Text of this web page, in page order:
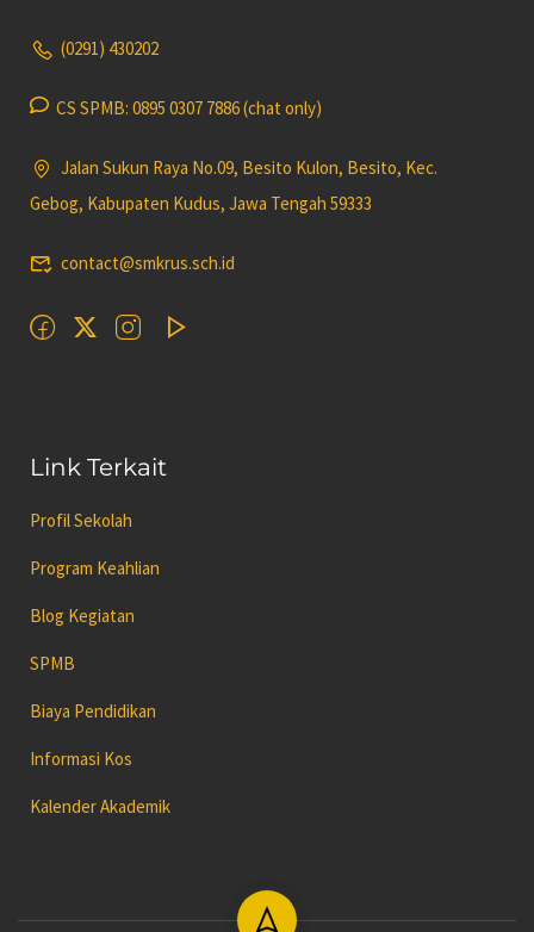
(0291) 430202
CS SPMB: 0895 0307 7886 (chat only)
Jalan Sukun Raya No.09, Besito Kulon, Besito, Kec.
Gebog, Kabupaten Kudus, Jawa Tengah 59333
contact@smkrus.sch.id
Link Terkait
Profil Sekolah
Program Keahlian
Blog Kegiatan
SPMB
Biaya Pendidikan
Informasi Kos
Kalender Akademik